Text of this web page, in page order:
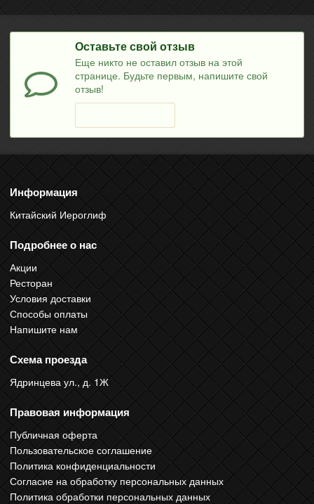
Оставьте свой отзыв
Еще никто не оставил отзыв на этой
странице. Будьте первым, напишите свой
отзыв!
Информация
Китайский Иероглиф
Подробнее о нас
Акции
Ресторан
Условия доставки
Способы оплаты
Напишите нам
Схема проезда
Ядринцева ул., д. 1Ж
Правовая информация
Публичная оферта
Пользовательское соглашение
Политика конфиденциальности
Согласие на обработку персональных данных
Политика обработки персональных данных